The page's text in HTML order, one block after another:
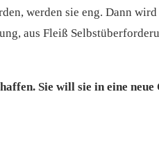
werden sie eng. Dann
aus Fleiß
Sie will sie in eine